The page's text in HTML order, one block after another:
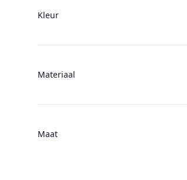
Kleur
Materiaal
Maat